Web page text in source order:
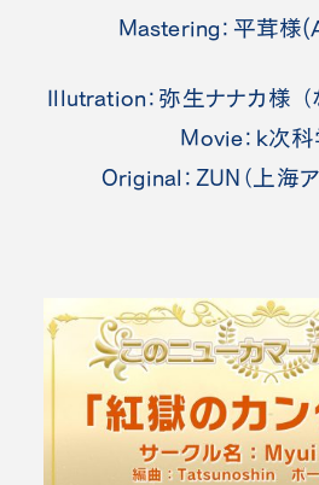
Mastering：平茸様
Illutration：弥生ナナカ様 （
Movie：k次
Original：ZUN（上海